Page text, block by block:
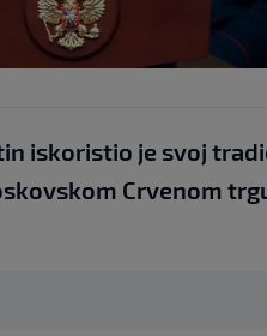
iskoristio je svoj
Crvenom